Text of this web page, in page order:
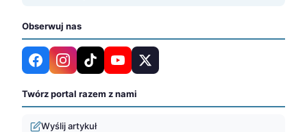
Obserwuj nas
Twórz portal razem z nami
Wyślij artykuł